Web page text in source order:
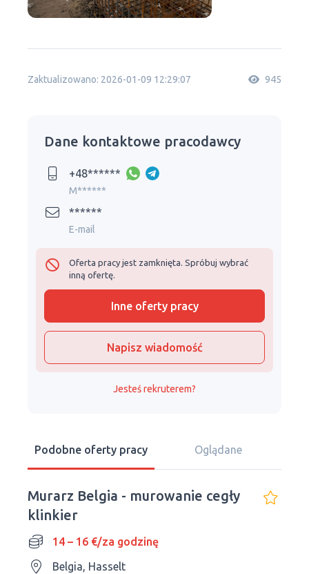
Zaktualizowano: 2026-01-09 12:29:07 945
Dane kontaktowe pracodawcy
+48******
M******
******
E-mail
Oferta pracy jest zamknięta. Spróbuj wybrać
inną ofertę.
Inne oferty pracy
Napisz wiadomość
Jesteś rekruterem?
Podobne oferty pracy Oglądane
Murarz Belgia - murowanie cegły
klinkier
14 – 16 €/za godzinę
Belgia, Hasselt